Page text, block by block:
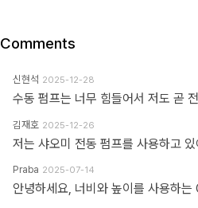
Comments
신현석 2025-12-28
김재호 2025-12-26
Praba 2025-07-14